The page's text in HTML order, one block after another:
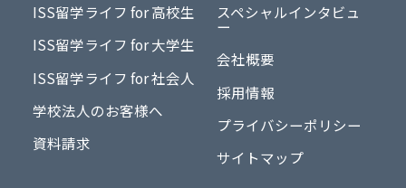
ISS留学ライフ for 高校生
ISS留学ライフ for 大学生
ISS留学ライフ for 社会人
学校法人のお客様へ
資料請求
スペシャルインタビュ
ー
会社概要
採用情報
プライバシーポリシー
サイトマップ